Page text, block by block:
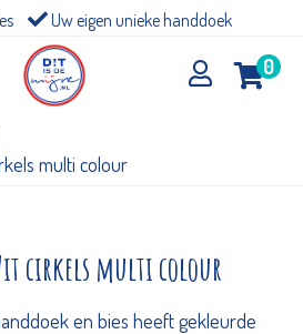
Uw eigen unieke handdoek
0
multi colour
cirkels multi colour
en bies heeft gekleurde